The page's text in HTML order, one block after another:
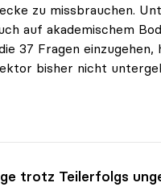
zu missbrauchen.
auf akademischem
37 Fragen
bisher nicht
trotz Teilerfolgs